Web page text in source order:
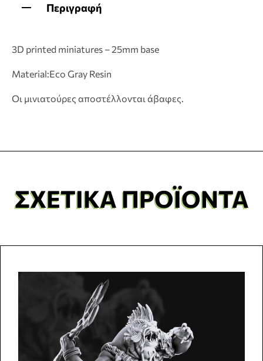
Περιγραφή
3D printed miniatures – 25mm base
Material:Eco Gray Resin
Οι μινιατούρες αποστέλλονται άβαφες.
ΣΧΕΤΙΚΆ ΠΡΟΪΌΝΤΑ